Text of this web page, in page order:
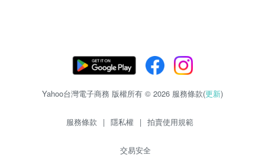
Yahoo台灣電子商務 版權所有 © 2026 服務條款(更新)
服務條款 | 隱私權 | 拍賣使用規範
交易安全